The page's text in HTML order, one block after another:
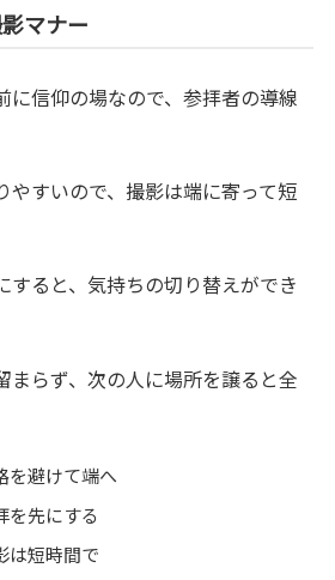
マナー
に信仰の場なので、参拝者の導線
やすいので、撮影は端に寄って短
すると、気持ちの切り替えができ
まらず、次の人に場所を譲ると全
を避けて端へ
を先にする
は短時間で